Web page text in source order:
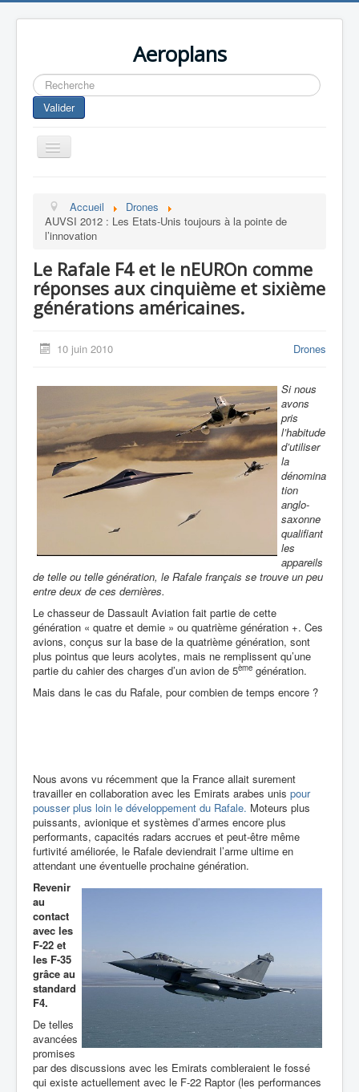
Aeroplans
Rechercher
Valider
Toggle
Navigation
Aviation Commerciale
Aviation d'Affaire
Aviation Militaire
Europespace
Accueil
Drones
AUVSI 2012 : Les Etats-Unis toujours à la pointe de
l’innovation
Le Rafale F4 et le nEUROn comme
réponses aux cinquième et sixième
générations américaines.
10 juin 2010 Drones
Si nous
avons
pris
l’habitude
d’utiliser
la
dénomina
tion
anglo-
saxonne
qualifiant
les
appareils
de telle ou telle génération, le Rafale français se trouve un peu
entre deux de ces dernières.
Le chasseur de Dassault Aviation fait partie de cette
génération « quatre et demie » ou quatrième génération +. Ces
avions, conçus sur la base de la quatrième génération, sont
plus pointus que leurs acolytes, mais ne remplissent qu’une
partie du cahier des charges d’un avion de 5ème génération.
Mais dans le cas du Rafale, pour combien de temps encore ?
Nous avons vu récemment que la France allait surement
travailler en collaboration avec les Emirats arabes unis pour
pousser plus loin le développement du Rafale. Moteurs plus
puissants, avionique et systèmes d’armes encore plus
performants, capacités radars accrues et peut-être même
furtivité améliorée, le Rafale deviendrait l’arme ultime en
attendant une éventuelle prochaine génération.
Revenir
au
contact
avec les
F-22 et
les F-35
grâce au
standard
F4.
De telles
avancées
promises
par des discussions avec les Emirats combleraient le fossé
qui existe actuellement avec le F-22 Raptor (les performances